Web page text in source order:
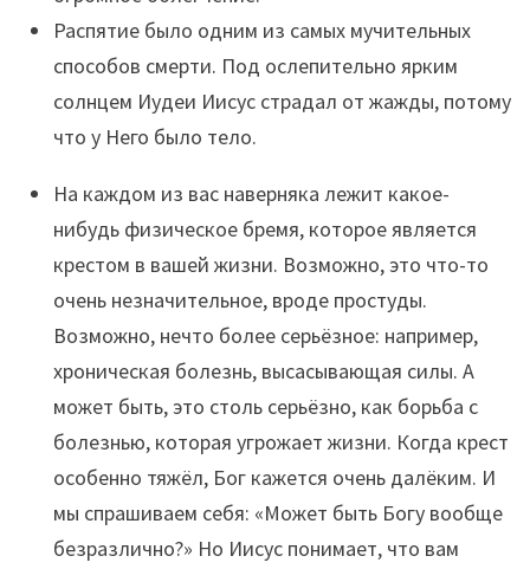
Распятие было одним из самых мучительных
способов смерти. Под ослепительно ярким
солнцем Иудеи Иисус страдал от жажды, потому
что у Него было тело.
На каждом из вас наверняка лежит какое-
нибудь физическое бремя, которое является
крестом в вашей жизни. Возможно, это что-то
очень незначительное, вроде простуды.
Возможно, нечто более серьёзное: например,
хроническая болезнь, высасывающая силы. А
может быть, это столь серьёзно, как борьба с
болезнью, которая угрожает жизни. Когда крест
особенно тяжёл, Бог кажется очень далёким. И
мы спрашиваем себя: «Может быть Богу вообще
безразлично?» Но Иисус понимает, что вам